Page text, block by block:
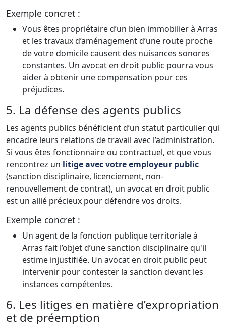
Exemple concret :
Vous êtes propriétaire d’un bien immobilier à Arras
et les travaux d’aménagement d’une route proche
de votre domicile causent des nuisances sonores
constantes. Un avocat en droit public pourra vous
aider à obtenir une compensation pour ces
préjudices.
5. La défense des agents publics
Les agents publics bénéficient d’un statut particulier qui
encadre leurs relations de travail avec l’administration.
Si vous êtes fonctionnaire ou contractuel, et que vous
rencontrez un litige avec votre employeur public
(sanction disciplinaire, licenciement, non-
renouvellement de contrat), un avocat en droit public
est un allié précieux pour défendre vos droits.
Exemple concret :
Un agent de la fonction publique territoriale à
Arras fait l’objet d’une sanction disciplinaire qu'il
estime injustifiée. Un avocat en droit public peut
intervenir pour contester la sanction devant les
instances compétentes.
6. Les litiges en matière d’expropriation
et de préemption